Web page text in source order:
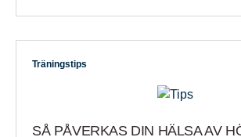
Träningstips
SÅ PÅVERKAS DIN HÄLSA AV